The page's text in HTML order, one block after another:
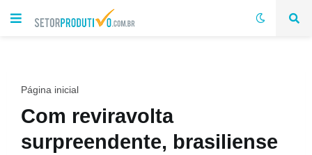
Página inicial
Com reviravolta
surpreendente, brasiliense